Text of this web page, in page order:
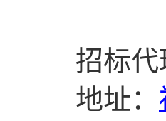
招标代
地址：